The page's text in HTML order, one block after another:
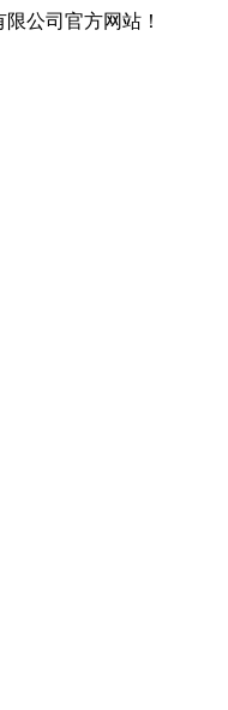
公司官方网站！